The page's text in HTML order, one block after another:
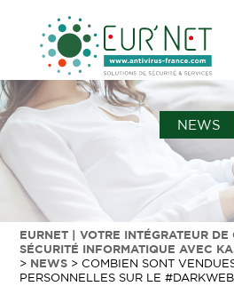
NEWS
EURNET | VOTRE INTÉGRATEUR
SÉCURITÉ INFORMATIQUE AVEC
> NEWS > COMBIEN SONT
PERSONNELLES SUR LE